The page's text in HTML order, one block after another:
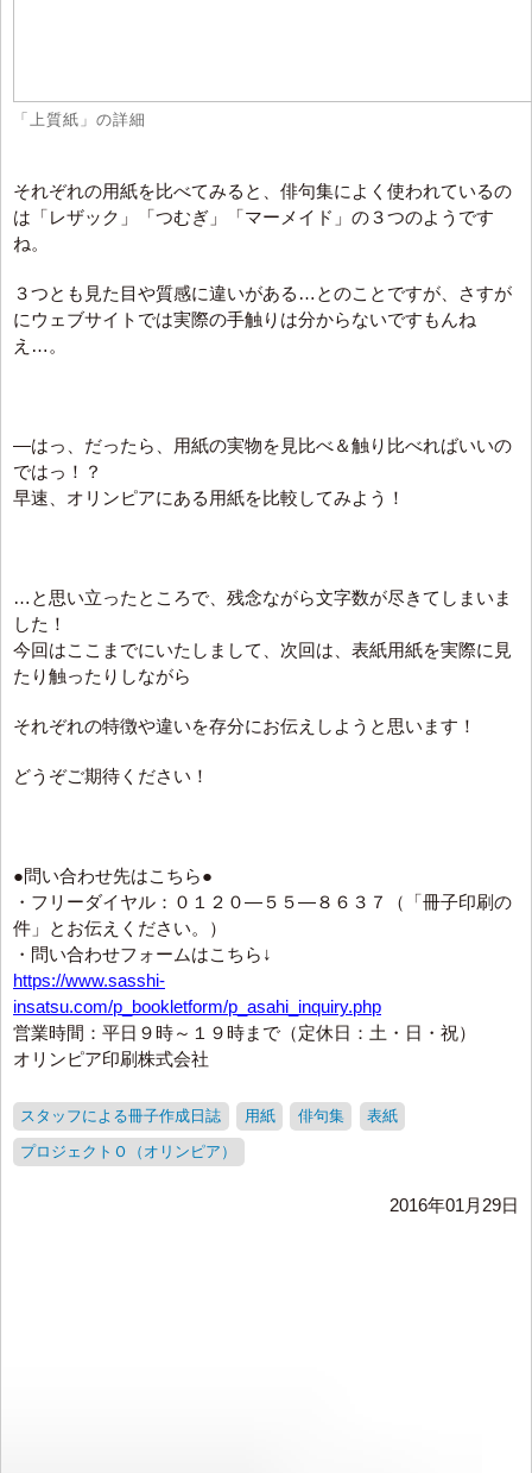
「上質紙」の詳細
それぞれの用紙を比べてみると、俳句集によく使われているの
は「レザック」「つむぎ」「マーメイド」の３つのようです
ね。
３つとも見た目や質感に違いがある…とのことですが、さすが
にウェブサイトでは実際の手触りは分からないですもんね
え…。
—はっ、だったら、用紙の実物を見比べ＆触り比べればいいの
ではっ！？
早速、オリンピアにある用紙を比較してみよう！
…と思い立ったところで、残念ながら文字数が尽きてしまいま
した！
今回はここまでにいたしまして、次回は、表紙用紙を実際に見
たり触ったりしながら
それぞれの特徴や違いを存分にお伝えしようと思います！
どうぞご期待ください！
●問い合わせ先はこちら●
・フリーダイヤル：０１２０―５５―８６３７（「冊子印刷の
件」とお伝えください。）
・問い合わせフォームはこちら↓
https://www.sasshi-
insatsu.com/p_bookletform/p_asahi_inquiry.php
営業時間：平日９時～１９時まで（定休日：土・日・祝）
オリンピア印刷株式会社
スタッフによる冊子作成日誌 用紙 俳句集 表紙
プロジェクトＯ（オリンピア）
2016年01月29日